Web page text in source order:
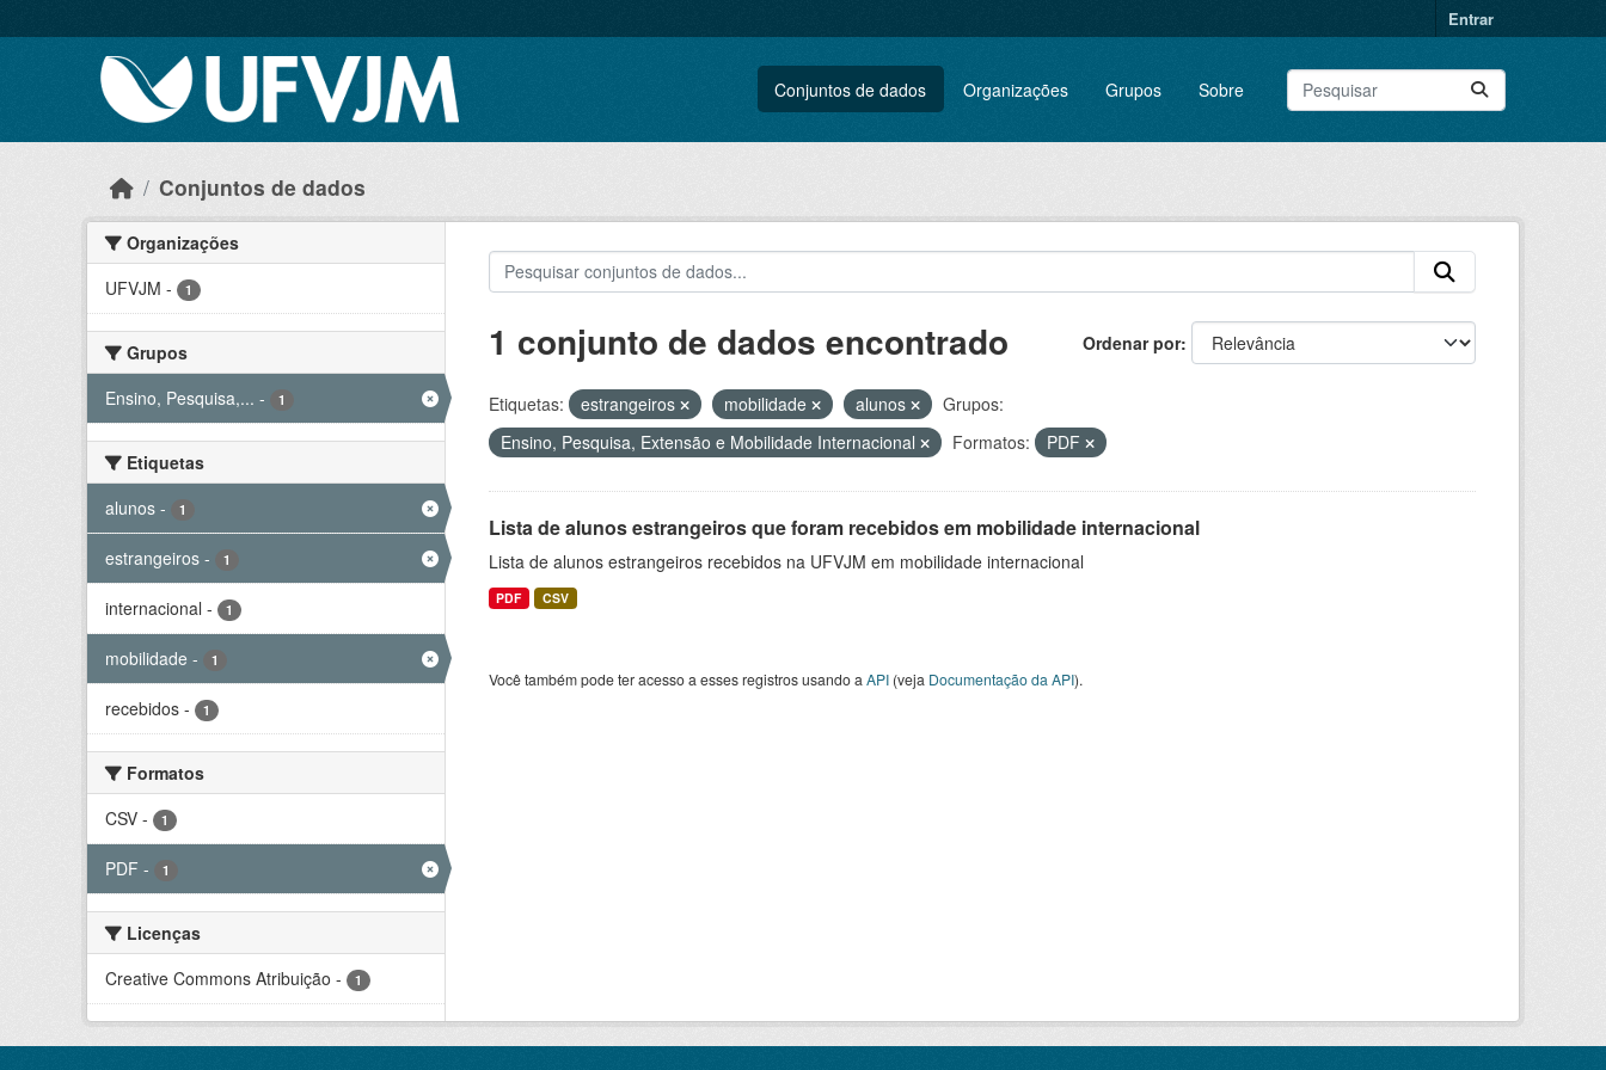
Entrar
Conjuntos de dados Organizações Grupos Sobre
Conjuntos de dados
Organizações
UFVJM - 1
Grupos
Ensino, Pesquisa,... - 1
Etiquetas
alunos - 1
estrangeiros - 1
internacional - 1
mobilidade - 1
recebidos - 1
Formatos
CSV - 1
PDF - 1
Licenças
Creative Commons Atribuição - 1
Ordenar por
1 conjunto de dados encontrado
Etiquetas: estrangeiros mobilidade alunos
Grupos:
Ensino, Pesquisa, Extensão e Mobilidade Internacional
Formatos: PDF
Lista de alunos estrangeiros que foram recebidos em mobilidade internacional
Lista de alunos estrangeiros recebidos na UFVJM em mobilidade internacional
PDF CSV
Você também pode ter acesso a esses registros usando a API(veja Documentação da API).